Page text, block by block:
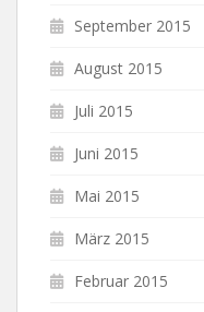
September 2015
August 2015
Juli 2015
Juni 2015
Mai 2015
März 2015
Februar 2015